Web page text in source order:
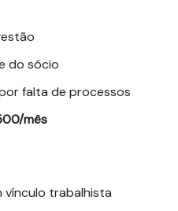
do sócio
falta de processos
mês
vínculo trabalhista